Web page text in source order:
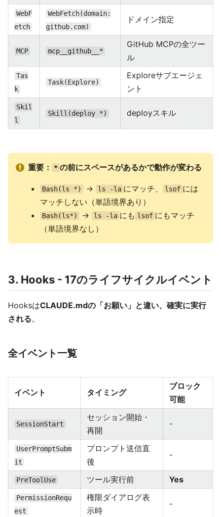
WebF
etch
WebFetch(domain:
github.com)
ドメイン指定
MCP mcp__github__*
GitHub MCPの全ツー
ル
Tas
k
Task(Explore)
Exploreサブエージェ
ント
Skil
l
Skill(deploy *) deployスキル
重要： * の前にスペースがあるかで動作が変わる
Bash(ls *) → ls -la にマッチ、 lsof には
マッチしない（単語境界あり）
Bash(ls*) → ls -la にも lsof にもマッチ
（単語境界なし）
3. Hooks - 17のライフサイクルイベント
HooksはCLAUDE.mdの「お願い」と違い、確実に実行
される。
全イベント一覧
イベント タイミング
ブロック
可能
SessionStart
セッション開始・
再開
-
UserPromptSubm
it
プロンプト送信直
後
-
PreToolUse ツール実行前 Yes
PermissionRequ
est
権限ダイアログ表
示時
-